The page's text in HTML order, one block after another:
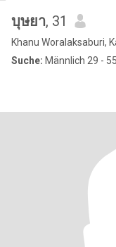
บุษยา, 31
Khanu Woralaksaburi,
Suche: Männlich 29 - 55